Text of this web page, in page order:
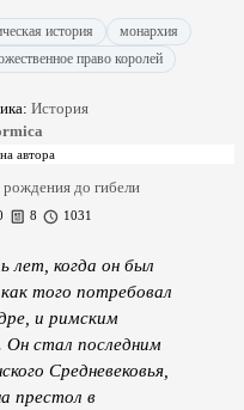
история
монархия
право королей
История
до гибели
8 1031
лет, когда он был
того потребовал
и римским
Он стал последним
Средневековья,
престол в